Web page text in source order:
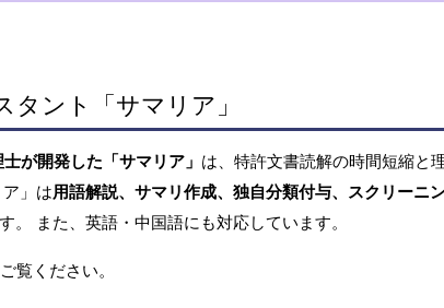
ント「サマリア」
が開発した「サマリア」 は、特許文書読解の時間短縮と
」は用語解説、サマリ作成、独自分類付与、スクリーニ
また、英語・中国語にも対応しています。
覧ください。